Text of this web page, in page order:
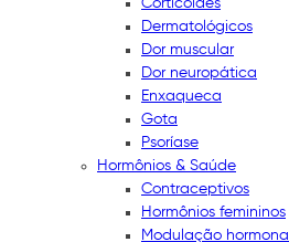
Corticoides
Dermatológicos
Dor muscular
Dor neuropática
Enxaqueca
Gota
Psoríase
Hormônios & Saúde
Contraceptivos
Hormônios femininos
Modulação hormonal